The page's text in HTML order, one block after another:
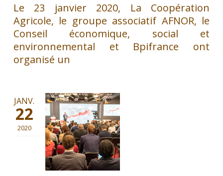
Le 23 janvier 2020, La Coopération
Agricole, le groupe associatif AFNOR, le
Conseil économique, social et
environnemental et Bpifrance ont
organisé un
JANV.
22
2020